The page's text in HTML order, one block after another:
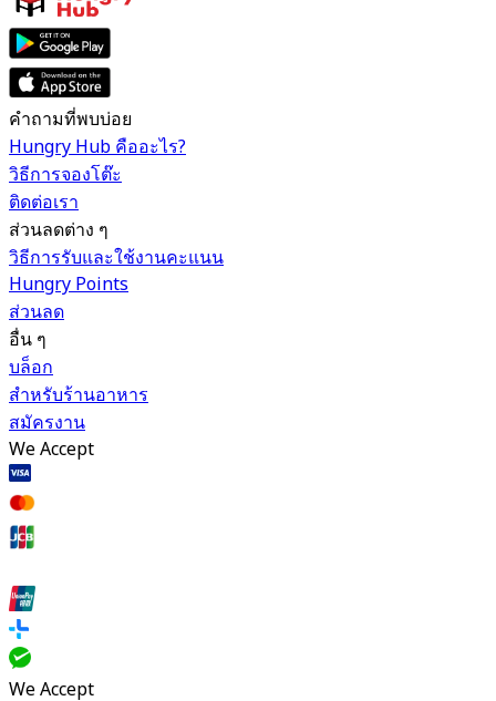
คำถามที่พบบ่อย
Hungry Hub คืออะไร?
วิธีการจองโต๊ะ
ติดต่อเรา
ส่วนลดต่าง ๆ
วิธีการรับและใช้งานคะแนน
Hungry Points
ส่วนลด
อื่น ๆ
บล็อก
สำหรับร้านอาหาร
สมัครงาน
We Accept
We Accept